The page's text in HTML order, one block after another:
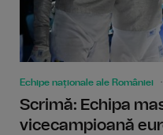
Echipe naționale ale României
Scrimă: Echipa
vicecampioană